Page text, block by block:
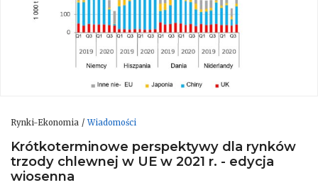
Rynki-Ekonomia Wiadomości
Krótkoterminowe perspektywy dla rynków
trzody chlewnej w UE w 2021 r. - edycja
wiosenna